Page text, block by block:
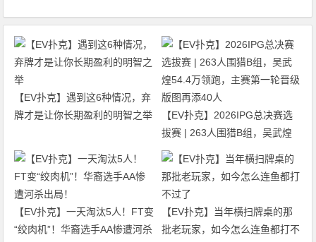
【EV扑克】遇到这6种情况，弃
牌才是让你长期盈利的明智之举
【EV扑克】2026IPG总决赛选
拔赛 | 263人围猎B组，吴武煌
54.4万领跑，主赛第一轮晋级版
【EV扑克】一天淘汰5人！FT变
“绞肉机”！华裔选手AA惨遭河杀
【EV扑克】当年横扫牌桌的那
批老玩家，如今怎么连鱼都打不